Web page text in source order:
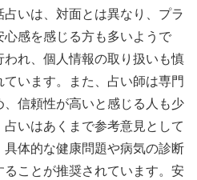
いは、対面とは異なり、プラ
感を感じる方も多いようで
れ、個人情報の取り扱いも慎
います。また、占い師は専門
信頼性が高いと感じる人も少
いはあくまで参考意見として
体的な健康問題や病気の診断
ことが推奨されています。安